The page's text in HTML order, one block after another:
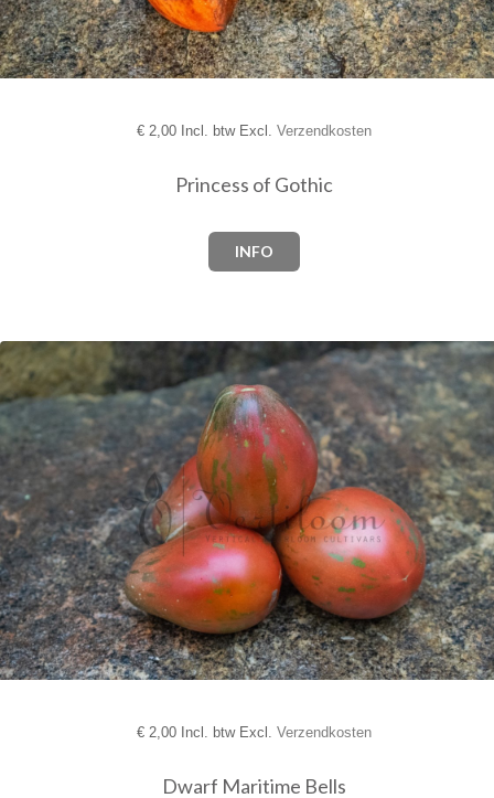
€2,00 Incl. btw Excl. Verzendkosten
Princess of Gothic
INFO
€2,00 Incl. btw Excl. Verzendkosten
Dwarf Maritime Bells